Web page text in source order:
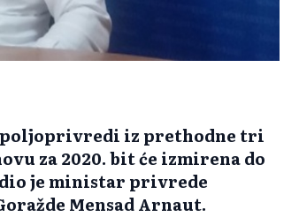
poljoprivredi iz prethodne tri
za 2020. bit će izmirena do
je ministar privrede
Mensad Arnaut.